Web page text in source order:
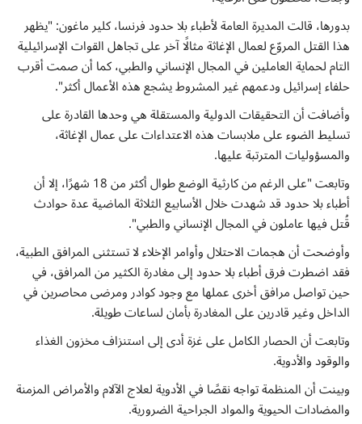
بدورها، قالت المديرة العامة لأطباء بلا حدود فرنسا، كلير ماغون: "يظهر
هذا القتل المروّع لعمال الإغاثة مثالًا آخر على تجاهل القوات الإسرائيلية
التام لحماية العاملين في المجال الإنساني والطبي، كما أن صمت أقرب
حلفاء إسرائيل ودعمهم غير المشروط يشجع هذه الأعمال أكثر".
وأضافت أن التحقيقات الدولية والمستقلة هي وحدها القادرة على
تسليط الضوء على ملابسات هذه الاعتداءات على عمال الإغاثة،
والمسؤوليات المترتبة عليها.
وتابعت "على الرغم من كارثية الوضع طوال أكثر من 18 شهرًا، إلا أن
أطباء بلا حدود قد شهدت خلال الأسابيع الثلاثة الماضية عدة حوادث
قُتل فيها عاملون في المجال الإنساني والطبي".
وأوضحت أن هجمات الاحتلال وأوامر الإخلاء لا تستثنى المرافق الطبية،
فقد اضطرت فرق أطباء بلا حدود إلى مغادرة الكثير من المرافق، في
حين تواصل مرافق أخرى عملها مع وجود كوادر ومرضى محاصرين في
الداخل وغير قادرين على المغادرة بأمان لساعات طويلة.
وتابعت أن الحصار الكامل على غزة أدى إلى استنزاف مخزون الغذاء
والوقود والأدوية.
وبينت أن المنظمة تواجه نقصًا في الأدوية لعلاج الآلام والأمراض المزمنة
والمضادات الحيوية والمواد الجراحية الضرورية.